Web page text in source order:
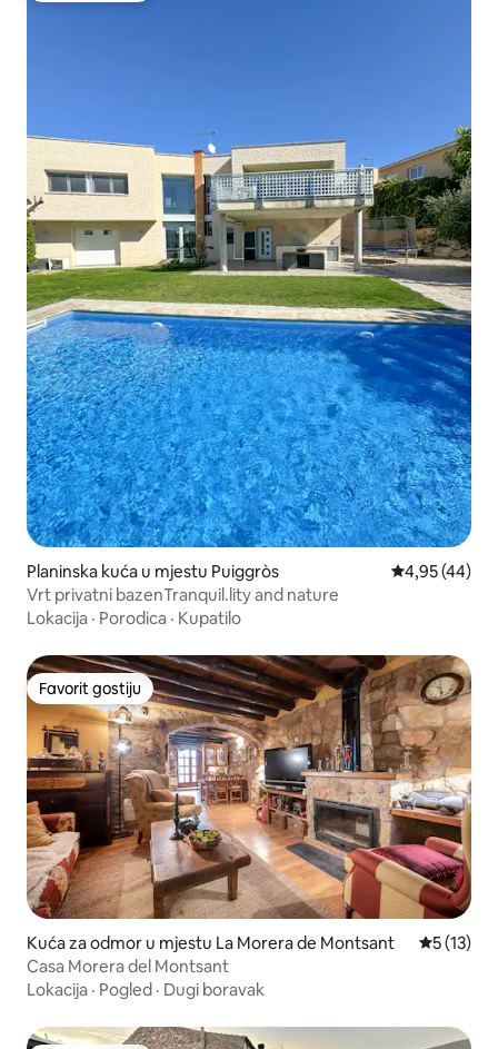
Planinska kuća u mjestu Puiggròs Prosječna
4,95 (44)
Vrt privatni bazenTranquil.lity and nature
Lokacija · Porodica · Kupatilo
Favorit gostiju
Favorit gostiju
Kuća za odmor u mjestu La Morera de Montsant Prosječna
5 (13)
Casa Morera del Montsant
Lokacija · Pogled · Dugi boravak